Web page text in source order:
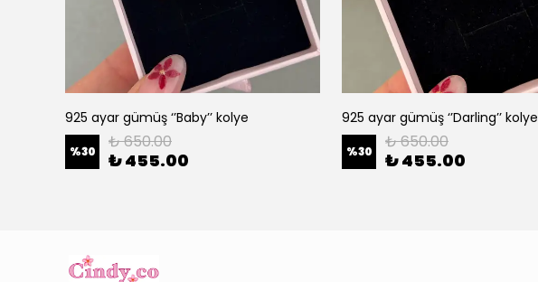
925 ayar gümüş ‘’Baby’’ kolye
%30 ₺ 650.00
₺ 455.00
925 ayar gümüş ‘’Darling’’ kolye
%30 ₺ 650.00
₺ 455.00